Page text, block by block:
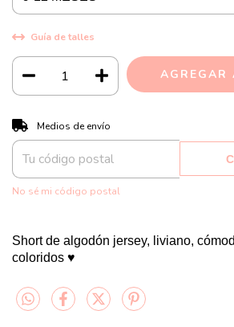
Guía de talles
Entregas para el CP:
Medios de envío
No sé mi código postal
Short de algodón jersey, liviano,
coloridos ♥